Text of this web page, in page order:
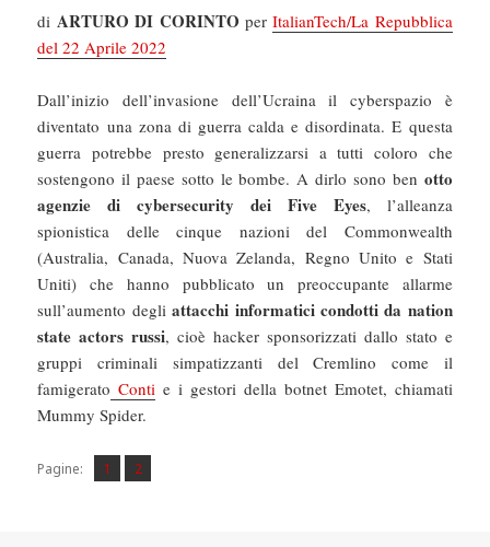
di ARTURO DI CORINTO perItalianTech/La Repubblica
del 22 Aprile 2022
Dall’inizio dell’invasione dell’Ucraina il cyberspazio è
diventato una zona di guerra calda e disordinata. E questa
guerra potrebbe presto generalizzarsi a tutti coloro che
sostengono il paese sotto le bombe. A dirlo sono ben otto
agenzie di cybersecurity dei Five Eyes, l’alleanza
spionistica delle cinque nazioni del Commonwealth
(Australia, Canada, Nuova Zelanda, Regno Unito e Stati
Uniti) che hanno pubblicato un preoccupante allarme
sull’aumento degliattacchi informatici condotti da nation
state actors russi, cioè hacker sponsorizzati dallo stato e
gruppi criminali simpatizzanti del Cremlino come il
famigerato Conti e i gestori della botnet Emotet, chiamati
Mummy Spider.
Pagine: Pagina
1 ,
Pagina
2